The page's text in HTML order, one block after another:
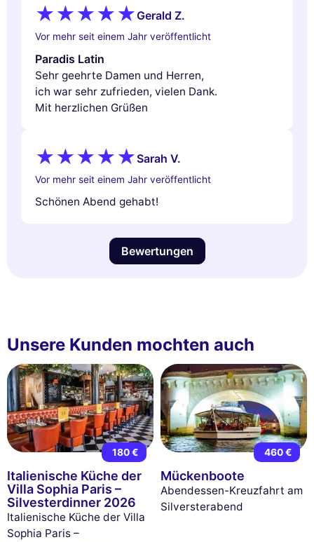
Gerald Z.
Vor mehr seit einem Jahr veröffentlicht
Paradis Latin
Sehr geehrte Damen und Herren,
ich war sehr zufrieden, vielen Dank.
Mit herzlichen Grüßen
Sarah V.
Vor mehr seit einem Jahr veröffentlicht
Schönen Abend gehabt!
Bewertungen
Unsere Kunden mochten auch
180 €
Italienische Küche der
Villa Sophia Paris –
Silvesterdinner 2026
Italienische Küche der Villa
Sophia Paris –
460 €
Mückenboote
Abendessen-Kreuzfahrt am
Silversterabend